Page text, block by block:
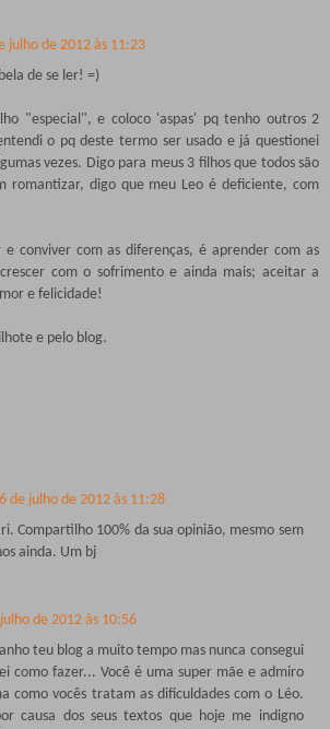
julho de 2012 às 11:23
de se ler! =)
"especial", e coloco 'aspas' pq tenho outros 2
o pq deste termo ser usado e já questionei
vezes. Digo para meus 3 filhos que todos são
romantizar, digo que meu Leo é deficiente, com
e conviver com as diferenças, é aprender com as
com o sofrimento e ainda mais; aceitar a
e felicidade!
e pelo blog.
de julho de 2012 às 11:28
Compartilho 100% da sua opinião, mesmo sem
ainda. Um bj
de 2012 às 10:56
teu blog a muito tempo mas nunca consegui
como fazer... Você é uma super mãe e admiro
como vocês tratam as dificuldades com o Léo.
causa dos seus textos que hoje me indigno